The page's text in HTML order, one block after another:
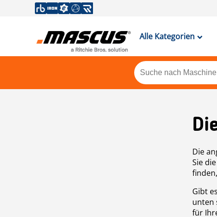
Alle Kategorien
Die
Sie
Gibt
unten
für